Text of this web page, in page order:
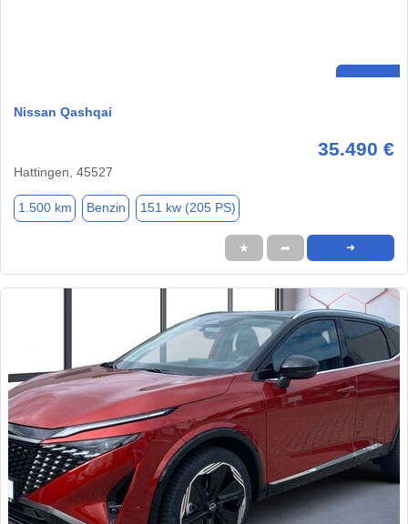
Nissan Qashqai
35.490 €
Hattingen, 45527
1.500 km Benzin 151 kw (205 PS)
★ ➦ ➜